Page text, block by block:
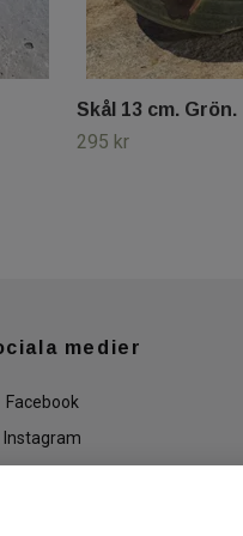
Skål 13 cm. Grön.
295 kr
medier
Facebook
Instagram